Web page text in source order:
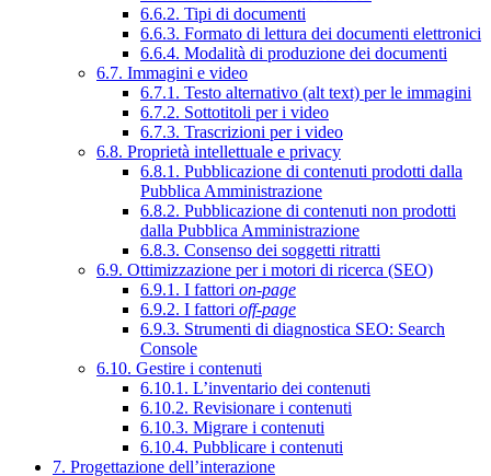
6.6.2. Tipi di documenti
6.6.3. Formato di lettura dei documenti elettronici
6.6.4. Modalità di produzione dei documenti
6.7. Immagini e video
6.7.1. Testo alternativo (alt text) per le immagini
6.7.2. Sottotitoli per i video
6.7.3. Trascrizioni per i video
6.8. Proprietà intellettuale e privacy
6.8.1. Pubblicazione di contenuti prodotti dalla
Pubblica Amministrazione
6.8.2. Pubblicazione di contenuti non prodotti
dalla Pubblica Amministrazione
6.8.3. Consenso dei soggetti ritratti
6.9. Ottimizzazione per i motori di ricerca (SEO)
6.9.1. I fattori on-page
6.9.2. I fattori off-page
6.9.3. Strumenti di diagnostica SEO: Search
Console
6.10. Gestire i contenuti
6.10.1. L’inventario dei contenuti
6.10.2. Revisionare i contenuti
6.10.3. Migrare i contenuti
6.10.4. Pubblicare i contenuti
7. Progettazione dell’interazione